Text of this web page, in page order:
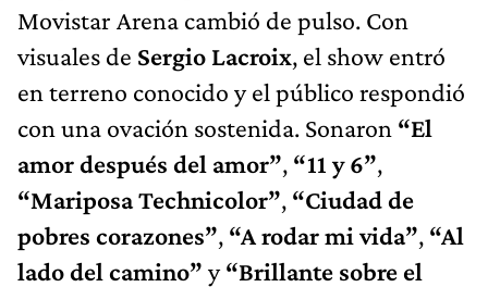
Movistar Arena cambió de pulso. Con
visuales de Sergio Lacroix, el show entró
en terreno conocido y el público respondió
con una ovación sostenida. Sonaron “El
amor después del amor”, “11 y 6”,
“Mariposa Technicolor”, “Ciudad de
pobres corazones”, “A rodar mi vida”, “Al
lado del camino” y“Brillante sobre el